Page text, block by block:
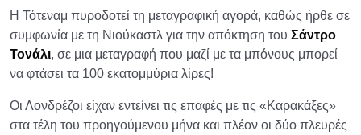
Η Τότεναμ πυροδοτεί τη μεταγραφική αγορά, καθώς ήρθε σε
συμφωνία με τη Νιούκαστλ για την απόκτηση του Σάντρο
Τονάλι, σε μια μεταγραφή που μαζί με τα μπόνους μπορεί
να φτάσει τα 100 εκατομμύρια λίρες!
Οι Λονδρέζοι είχαν εντείνει τις επαφές με τις «Καρακάξες»
στα τέλη του προηγούμενου μήνα και πλέον οι δύο πλευρές